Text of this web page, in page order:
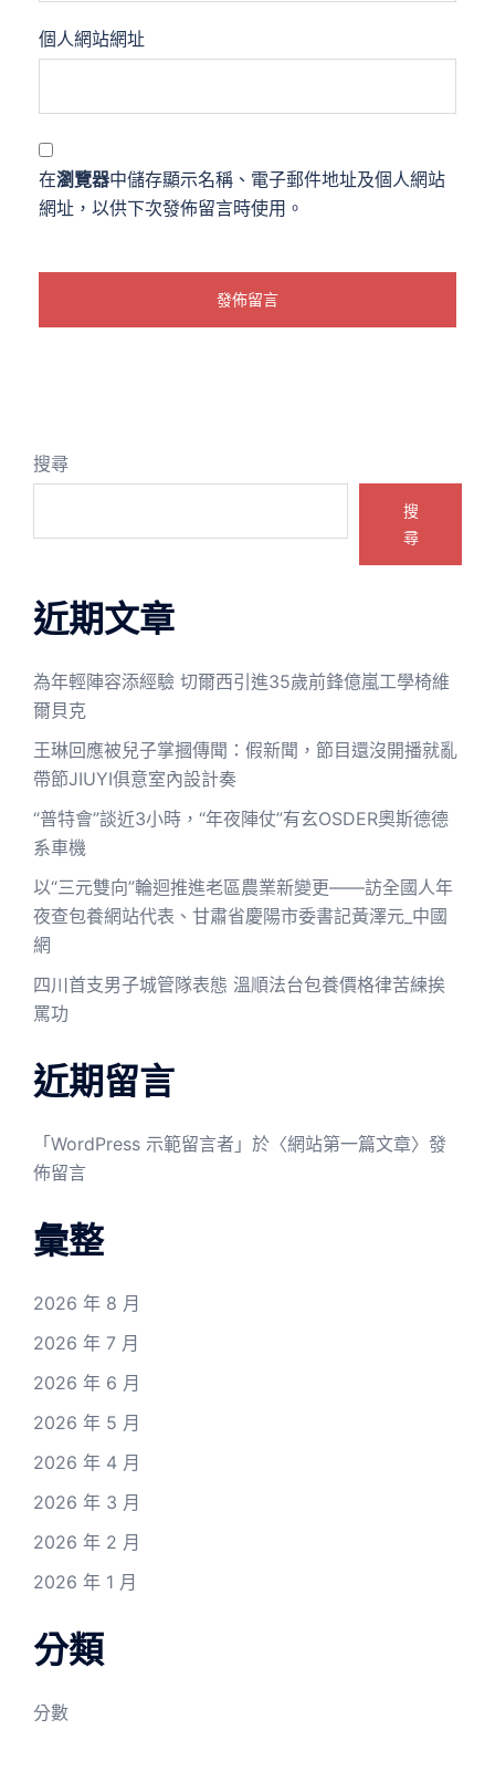
個人網站網址
在瀏覽器中儲存顯示名稱、電子郵件地址及個人網站
網址，以供下次發佈留言時使用。
搜尋
搜
尋
近期文章
為年輕陣容添經驗 切爾西引進35歲前鋒億嵐工學椅維
爾貝克
王琳回應被兒子掌摑傳聞：假新聞，節目還沒開播就亂
帶節JIUYI俱意室內設計奏
“普特會”談近3小時，“年夜陣仗”有玄OSDER奧斯德德
系車機
以“三元雙向”輪迴推進老區農業新變更——訪全國人年
夜查包養網站代表、甘肅省慶陽市委書記黃澤元_中國
網
四川首支男子城管隊表態 溫順法台包養價格律苦練挨
罵功
近期留言
「 WordPress 示範留言者 」於〈網站第一篇文章〉發
佈留言
彙整
2026 年 8 月
2026 年 7 月
2026 年 6 月
2026 年 5 月
2026 年 4 月
2026 年 3 月
2026 年 2 月
2026 年 1 月
分類
分數